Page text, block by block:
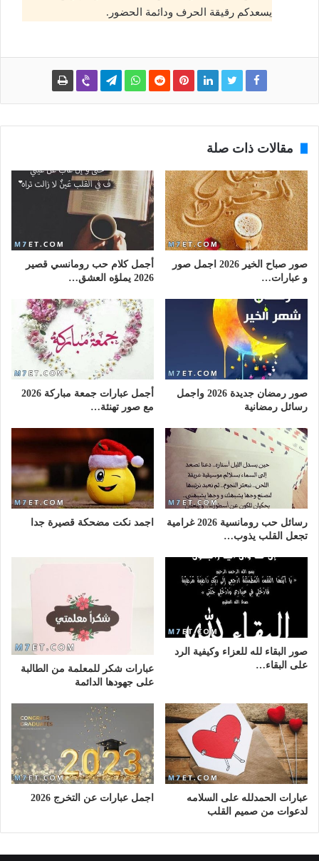
يسعدكم رقيقة الحرف ودائمة الحضور.
مقالات ذات صلة
صور صباح الخير 2026 اجمل صور
و عبارات…
أجمل كلام حب رومانسي قصير
2026 يملؤه العشق…
صور رمضان جديدة 2026 واجمل
رسائل رمضانية
أجمل عبارات جمعة مباركة 2026
مع صور تهنئة…
رسائل حب رومانسية 2026 غرامية
تجعل القلب يذوب…
اجمد نكت مضحكة قصيرة جدا
صور البقاء لله للعزاء وكيفية الرد
على البقاء…
عبارات شكر للمعلمة من الطالبة
على جهودها الدائمة
عبارات الحمدلله على السلامه
لدعوات من صميم القلب
اجمل عبارات عن التخرج 2026